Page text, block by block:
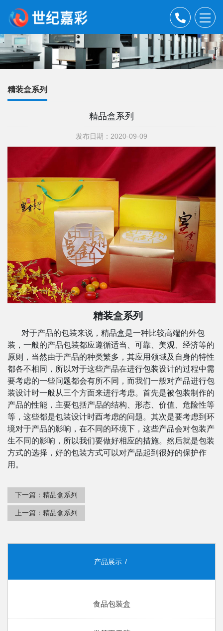
产品展示
食品包装盒
精装盒系列
精品盒系列
发布日期：2020-09-09
精装盒系列
对于产品的包装来说，精品盒是一种比较高端的外包
装，一般的产品包装都应遵循适当、可靠、美观、经济等的
原则，当然由于产品的种类繁多，其应用领域及自身的特性
都各不相同，所以对于这些产品在进行包装设计的过程中需
要考虑的一些问题都会有所不同，而我们一般对产品进行包
装设计时一般从三个方面来进行考虑。首先是被包装制作的
产品的性能，主要包括产品的结构、形态、价值、危险性等
等，这些都是包装设计时酉考虑的问题。其次是要考虑到环
境对于产品的影响，在不同的环境下，这些产品会对包装产
生不同的影响，所以我们要做好相应的措施。然后就是包装
方式的选择，好的包装方式可以对产品起到很好的保护作
用。
下一篇： 精品盒系列
上一篇： 精品盒系列